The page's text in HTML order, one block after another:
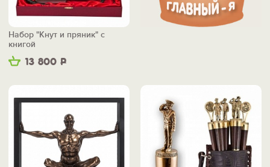
13 800 Р
Набор "Кнут и пряник" с
книгой